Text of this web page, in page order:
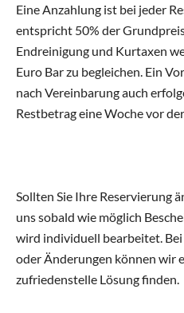
Eine Anzahlung ist bei jeder
entspricht 50% der
Endreinigung und Kurtaxen
Euro Bar zu begleichen. Ein
nach Vereinbarung auch
Restbetrag eine Woche vor
Sollten Sie Ihre Reservierung
uns sobald wie möglich
wird individuell bearbeitet.
oder Änderungen können wir
zufriedenstelle Lösung finden.